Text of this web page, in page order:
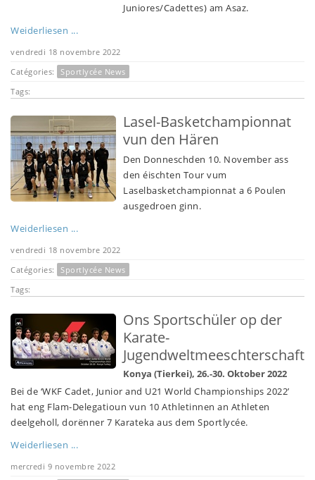
Juniores/Cadettes) am Asaz.
Weiderliesen ...
vendredi 18 novembre 2022
Catégories:
Sportlycée News
Tags:
Lasel-Basketchampionnat
vun den Hären
Den Donneschden 10. November ass
den éischten Tour vum
Laselbasketchampionnat a 6 Poulen
ausgedroen ginn.
Weiderliesen ...
vendredi 18 novembre 2022
Catégories:
Sportlycée News
Tags:
Ons Sportschüler op der
Karate-
Jugendweltmeeschterschaft
Konya (Tierkei), 26.-30. Oktober 2022
Bei de ‘WKF Cadet, Junior and U21 World Championships 2022’
hat eng Flam-Delegatioun vun 10 Athletinnen an Athleten
deelgeholl, dorënner 7 Karateka aus dem Sportlycée.
Weiderliesen ...
mercredi 9 novembre 2022